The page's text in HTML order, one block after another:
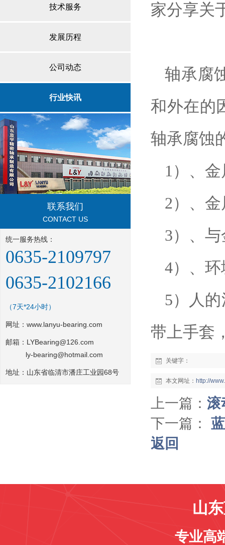
技术服务
发展历程
公司动态
行业快讯
联系我们
CONTACT US
统一服务热线：
0635-2109797
0635-2102166
（7天*24小时）
网址： www.lanyu-bearing.com
邮箱：LYBearing@126.com
ly-bearing@hotmail.com
地址：山东省临清市潘庄工业园68号
家分享关
轴承腐
和外在的
轴承腐蚀
1 ）、
2）、
3）、
4）、
5）人
带上手套
关键字：
本文网址： http://
上一篇： 滚
下一篇：
返回
山
专业高